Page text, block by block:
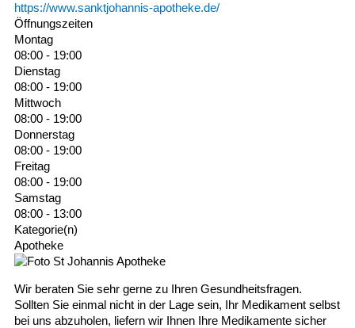
https://www.sanktjohannis-apotheke.de/
Öffnungszeiten
Montag
08:00 - 19:00
Dienstag
08:00 - 19:00
Mittwoch
08:00 - 19:00
Donnerstag
08:00 - 19:00
Freitag
08:00 - 19:00
Samstag
08:00 - 13:00
Kategorie(n)
Apotheke
Wir beraten Sie sehr gerne zu Ihren Gesundheitsfragen.
Sollten Sie einmal nicht in der Lage sein, Ihr Medikament selbst
bei uns abzuholen, liefern wir Ihnen Ihre Medikamente sicher